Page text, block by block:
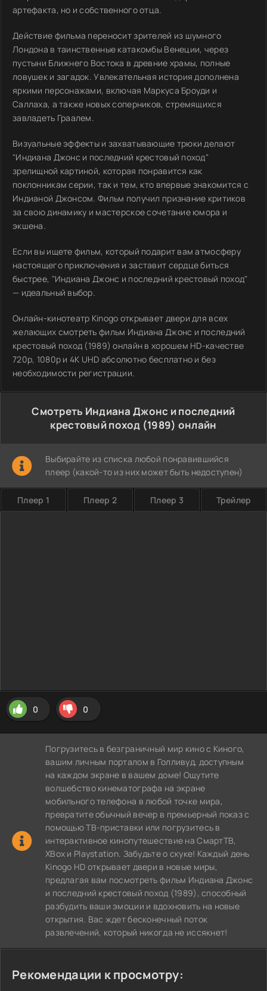
артефакта, но и собственного отца.
Действие фильма переносит зрителей из шумного
Лондона в таинственные катакомбы Венеции, через
пустыни Ближнего Востока в древние храмы, полные
ловушек и загадок. Увлекательная история дополнена
яркими персонажами, включая Маркуса Броуди и
Саллаха, а также новых соперников, стремящихся
завладеть Граалем.
Визуальные эффекты и захватывающие трюки делают
"Индиана Джонс и последний крестовый поход"
зрелищной картиной, которая понравится как
поклонникам серии, так и тем, кто впервые знакомится с
Индианой Джонсом. Фильм получил признание критиков
за свою динамику и мастерское сочетание юмора и
экшена.
Если вы ищете фильм, который подарит вам атмосферу
настоящего приключения и заставит сердце биться
быстрее, "Индиана Джонс и последний крестовый поход"
— идеальный выбор.
Онлайн-кинотеатр Kinogo открывает двери для всех
желающих смотреть фильм Индиана Джонс и последний
крестовый поход (1989) онлайн в хорошем HD-качестве
720p, 1080p и 4K UHD абсолютно бесплатно и без
необходимости регистрации.
Смотреть Индиана Джонс и последний
крестовый поход (1989) онлайн
Выбирайте из списка любой понравившийся
плеер (какой-то из них может быть недоступен)
Плеер 1 Плеер 2 Плеер 3 Трейлер
0 0
Погрузитесь в безграничный мир кино с Киного,
вашим личным порталом в Голливуд, доступным
на каждом экране в вашем доме! Ощутите
волшебство кинематографа на экране
мобильного телефона в любой точке мира,
превратите обычный вечер в премьерный показ с
помощью ТВ-приставки или погрузитесь в
интерактивное кинопутешествие на СмартТВ,
XBox и Playstation. Забудьте о скуке! Каждый день
Kinogo HD открывает двери в новые миры,
предлагая вам посмотреть фильм Индиана Джонс
и последний крестовый поход (1989), способный
разбудить ваши эмоции и вдохновить на новые
открытия. Вас ждет бесконечный поток
развлечений, который никогда не иссякнет!
Рекомендации к просмотру: